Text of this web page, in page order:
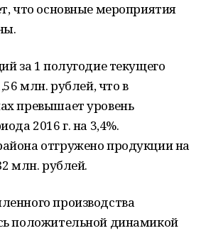
что основные мероприятия
за 1 полугодие текущего
млн. рублей, что в
превышает уровень
2016 г. на 3,4%.
отгружено продукции на
млн. рублей.
производства
положительной динамикой